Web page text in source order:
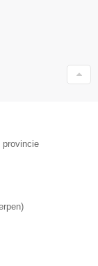
provincie
)